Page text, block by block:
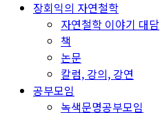
장회익의 자연철학
자연철학 이야기 대담
책
논문
칼럼, 강의, 강연
공부모임
녹색문명공부모임